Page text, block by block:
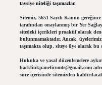
tavsiye niteliği taşımazlar.
Sitemiz, 5651 Sayılı Kanun
tarafından onaylanmış bir Yer
sitedeki içerikleri proaktif olarak
bulunmamaktadır. Ancak,
taşımakta olup, siteye üye olarak
Hukuka ve yasal düzenlemelere
backlinkpanelicomtr@gmail.com
süre içerisinde sitemizden